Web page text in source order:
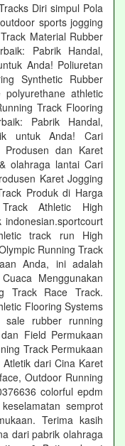
Diri simpul Pola
sports jogging
Material Rubber
Pabrik Handal,
Anda! Poliuretan
Synthetic Rubber
polyurethane athletic
Track Flooring
Pabrik Handal,
untuk Anda! Cari
dan Karet
olahraga lantai Cari
Karet Jogging
Produk di Harga
Athletic High
track run High
Running Track
Anda, ini adalah
Menggunakan
Track Race Track.
Flooring Systems
sale rubber running
Field Permukaan
Track Permukaan
dari Cina Karet
Outdoor Running
colorful epdm
semprot
Terima kasih
dari pabrik olahraga